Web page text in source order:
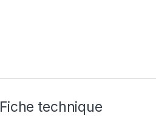
Fiche technique